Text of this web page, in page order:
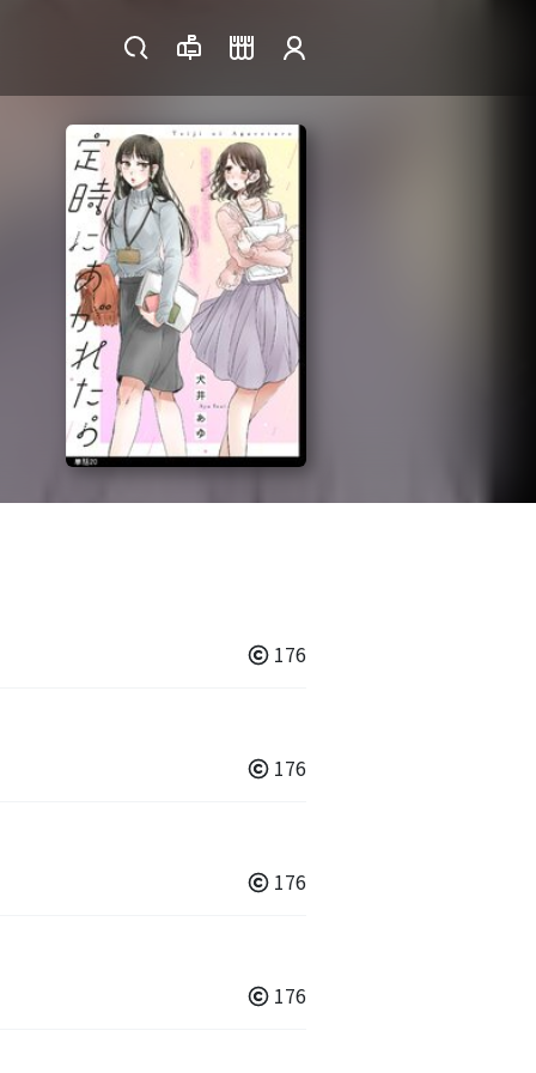
176
176
176
176